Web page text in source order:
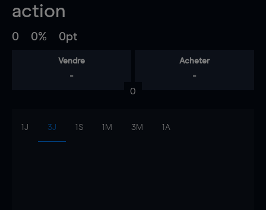
action
0 0% 0pt
Vendre
-
Acheter
-
0
1J 3J 1S 1M 3M 1A